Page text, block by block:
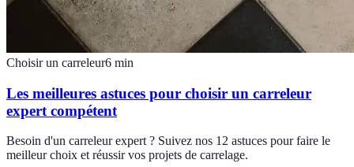
Choisir un carreleur6 min
Les meilleures astuces pour choisir un carreleur
expert compétent
Besoin d'un carreleur expert ? Suivez nos 12 astuces pour faire le
meilleur choix et réussir vos projets de carrelage.